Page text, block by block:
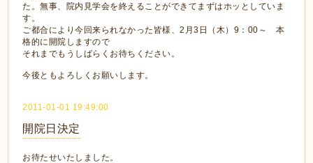
た。無事、院内見学会を終えることができてまずはホッとしていま
す。
ご都合により今回来られなかった皆様、2月3日（木）9：00～ 本
格的に開院しますので
それまでもうしばらくお待ちください。
今後ともよろしくお願いします。
2011-01-01 19:49:00
開院日決定
お待たせいたしました。